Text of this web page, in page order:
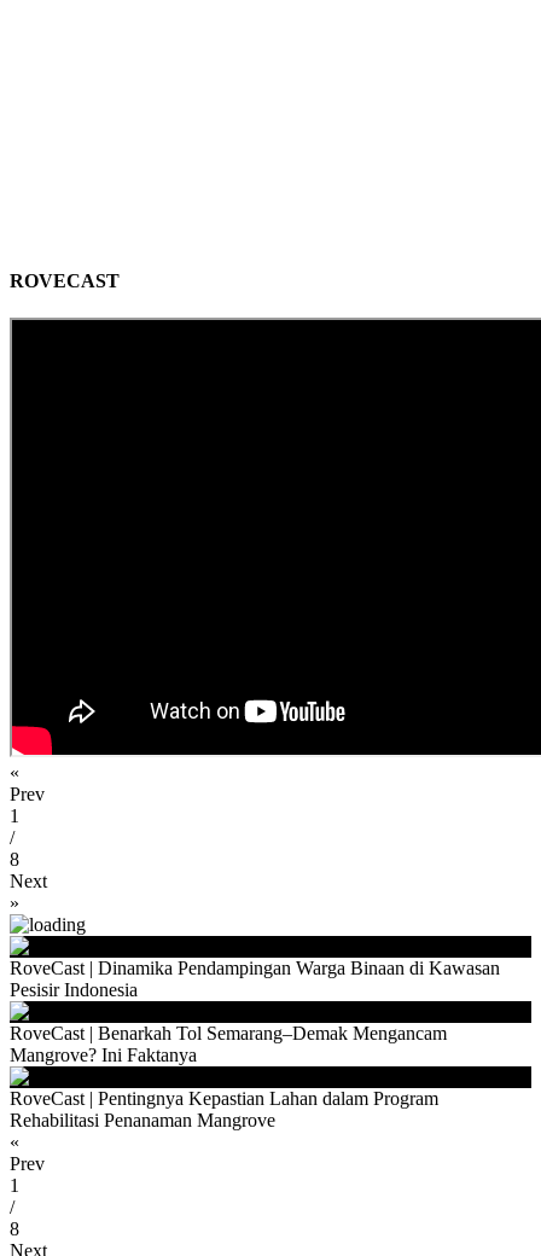
ROVECAST
«
Prev
1
/
8
Next
»
RoveCast | Dinamika Pendampingan Warga Binaan di Kawasan
Pesisir Indonesia
RoveCast | Benarkah Tol Semarang–Demak Mengancam
Mangrove? Ini Faktanya
RoveCast | Pentingnya Kepastian Lahan dalam Program
Rehabilitasi Penanaman Mangrove
«
Prev
1
/
8
Next